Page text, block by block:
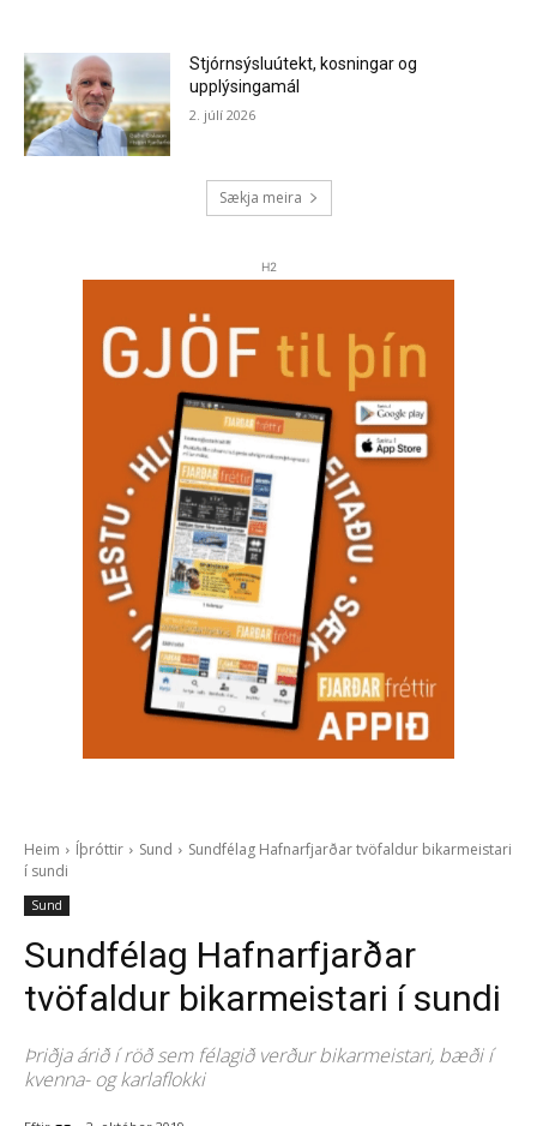
Stjórnsýsluútekt, kosningar og
upplýsingamál
2. júlí 2026
Sækja meira
H2